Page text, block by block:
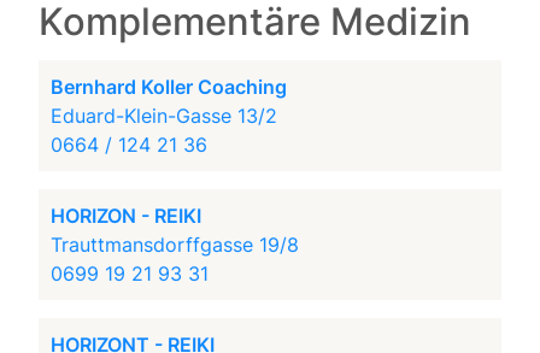
Komplementäre Medizin
Bernhard Koller Coaching
Eduard-Klein-Gasse 13/2
0664 / 124 21 36
HORIZON - REIKI
Trauttmansdorffgasse 19/8
0699 19 21 93 31
HORIZONT - REIKI